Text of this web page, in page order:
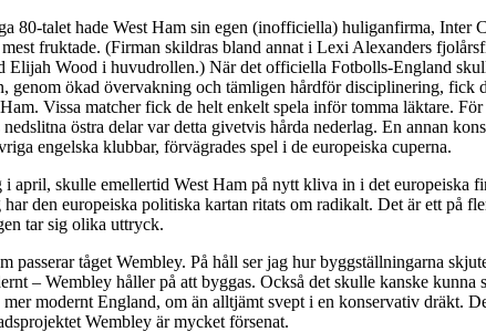
80-talet hade West Ham sin egen (inofficiella) huliganfirma, Inter
fruktade. (Firman skildras bland annat i Lexi Alexanders
Elijah Wood i huvudrollen.) När det officiella Fotbolls-England
genom ökad övervakning och tämligen hårdför disciplinering, fick
Vissa matcher fick de helt enkelt spela inför tomma läktare. För
östra delar var detta givetvis hårda nederlag. En annan
engelska klubbar, förvägrades spel i de europeiska cuperna.
i april, skulle emellertid West Ham på nytt kliva in i det europeiska
har den europeiska politiska kartan ritats om radikalt. Det är ett på
tar sig olika uttryck.
passerar tåget Wembley. På håll ser jag hur byggställningarna
– Wembley håller på att byggas. Också det skulle kanske kunna
modernt England, om än alltjämt svept i en konservativ dräkt.
Wembley är mycket försenat.